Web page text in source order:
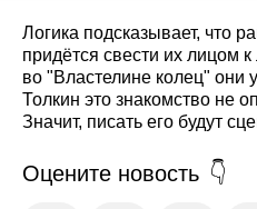
Логика подсказывает, что
придётся свести их лицом
во "Властелине колец" они
Толкин это знакомство не
Значит, писать его будут
Оцените новость